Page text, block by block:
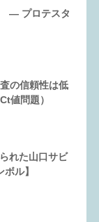
― プロテスタ
の信頼性は低
値問題）
れた山口サビ
ル】